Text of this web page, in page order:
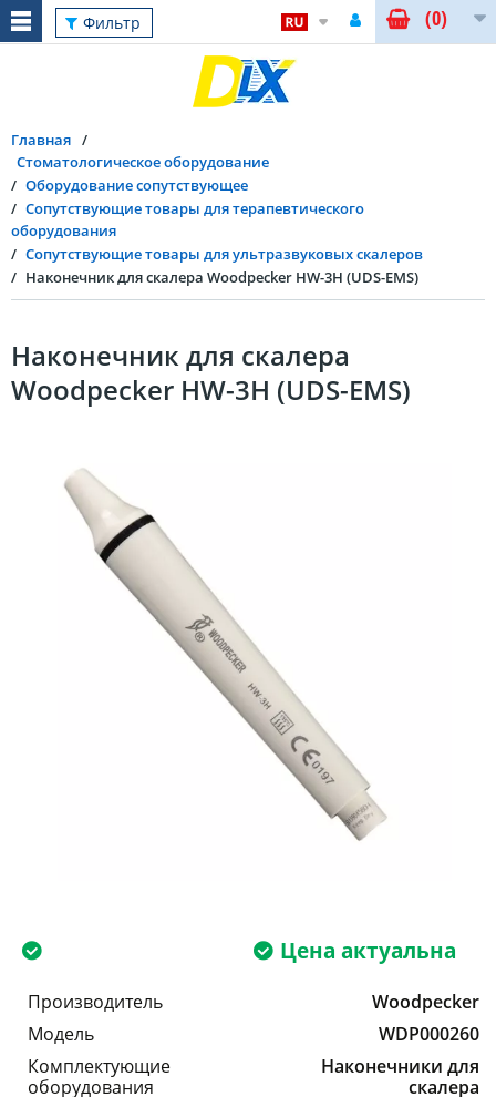
Фильтр (0)
Главная
Стоматологическое оборудование
Оборудование сопутствующее
Сопутствующие товары для терапевтического
оборудования
Сопутствующие товары для ультразвуковых скалеров
Наконечник для скалера Woodpecker HW-3H (UDS-EMS)
Наконечник для скалера
Woodpecker HW-3H (UDS-EMS)
Цена актуальна
Производитель
Woodpecker
Модель
WDP000260
Комплектующие
оборудования
Наконечники для
скалера